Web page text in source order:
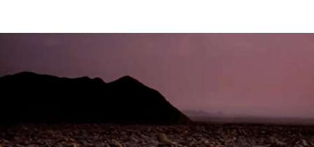
temática católica, así como la tensión entre su
educación espiritual y su vida como hombre gay.